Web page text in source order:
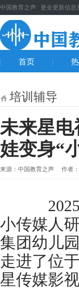
中国教育之声 更全更新信息
首页
培训辅导
未来星
娃变身“
来源：中国教育之声 作者
2025
小传媒人
集团幼儿
走进了位
星传媒影